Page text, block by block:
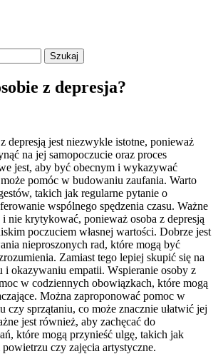
z depresja?
depresją jest niezwykle istotne, ponieważ
na jej samopoczucie oraz proces
jest, aby być obecnym i wykazywać
pomóc w budowaniu zaufania. Warto
takich jak regularne pytanie o
wspólnego spędzenia czasu. Ważne
nie krytykować, ponieważ osoba z depresją
poczuciem własnej wartości. Dobrze jest
nieproszonych rad, które mogą być
Zamiast tego lepiej skupić się na
i okazywaniu empatii. Wspieranie osoby z
w codziennych obowiązkach, które mogą
Można zaproponować pomoc w
czy sprzątaniu, co może znacznie ułatwić jej
jest również, aby zachęcać do
które mogą przynieść ulgę, takich jak
czy zajęcia artystyczne.